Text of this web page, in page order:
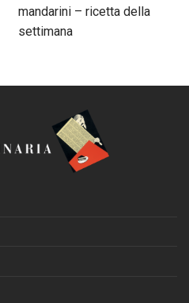
mandarini – ricetta della
settimana